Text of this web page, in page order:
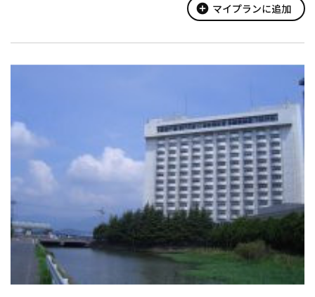
※第２なぎさ公園の水泳所は閉鎖しています。
add_circle マイプランに追加